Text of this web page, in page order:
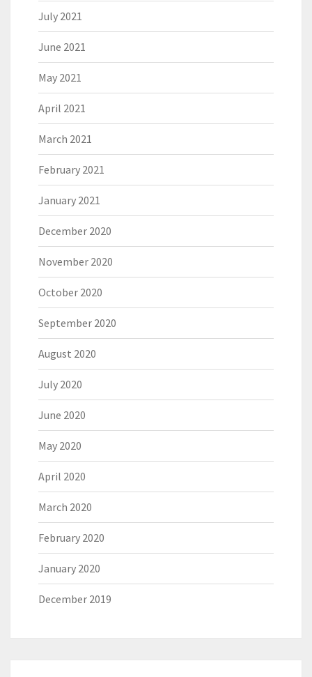
July 2021
June 2021
May 2021
April 2021
March 2021
February 2021
January 2021
December 2020
November 2020
October 2020
September 2020
August 2020
July 2020
June 2020
May 2020
April 2020
March 2020
February 2020
January 2020
December 2019